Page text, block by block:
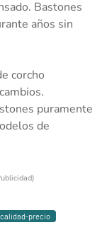
Bastones
años sin
corcho
puramente
de
precio